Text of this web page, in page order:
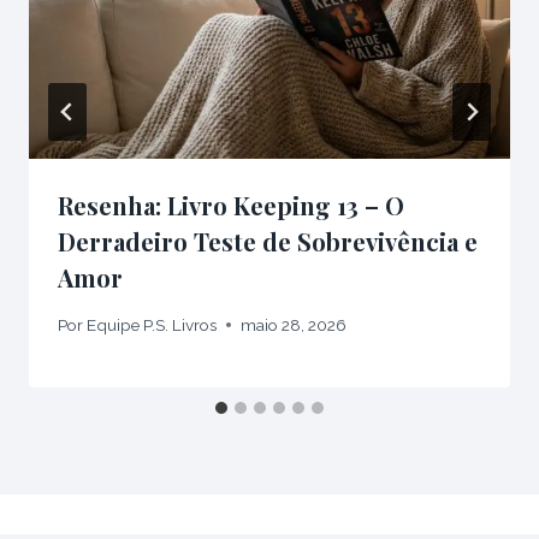
Resenha: Livro Keeping 13 – O
Derradeiro Teste de Sobrevivência e
Amor
Por Equipe P.S. Livros maio 28, 2026